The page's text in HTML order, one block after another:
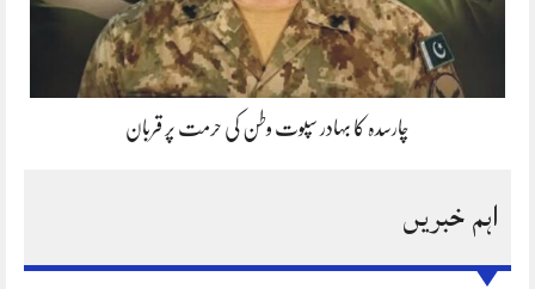
چارسدہ کا بہادر سپوت وطن کی حرمت پر قربان
اہم خبریں